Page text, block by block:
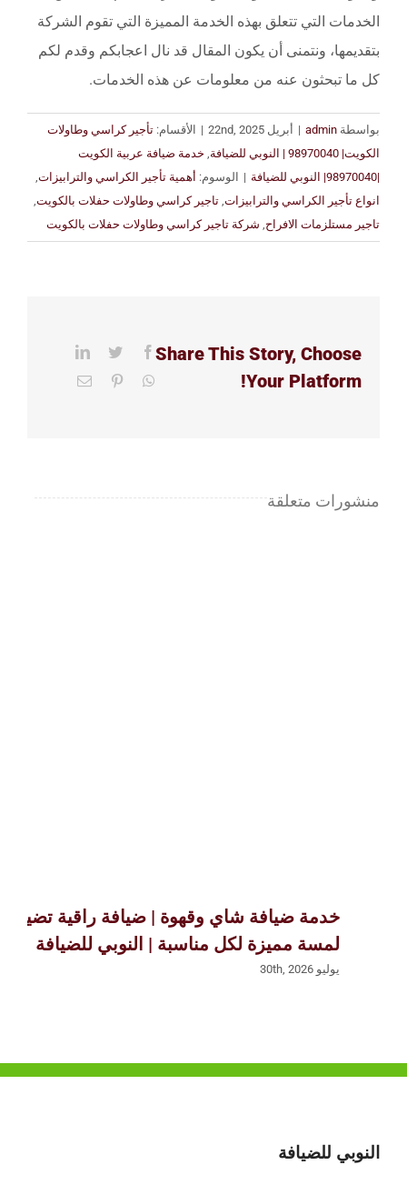
الخدمات التي تتعلق بهذه الخدمة المميزة التي تقوم الشركة
بتقديمها، ونتمنى أن يكون المقال قد نال اعجابكم وقدم لكم
كل ما تبحثون عنه من معلومات عن هذه الخدمات.
بواسطة admin
| أبريل 22nd, 2025 | الأقسام: تأجير كراسي وطاولات
الكويت| 98970040 | النوبي للضيافة
, خدمة ضيافة عربية الكويت
|98970040| النوبي للضيافة
| الوسوم: أهمية تأجير الكراسي والترابيزات,
انواع تأجير الكراسي والترابيزات, تاجير كراسي وطاولات حفلات بالكويت,
تاجير مستلزمات الافراح, شركة تاجير كراسي وطاولات حفلات بالكويت
Share This Story, Choose
Your Platform!
Facebook
Twitter
LinkedIn
WhatsApp
Pinterest
Email
منشورات متعلقة
خدمة ضيافة شاي وقهوة | ضيافة راقية تضيف
لمسة مميزة لكل مناسبة | النوبي للضيافة
يوليو 30th, 2026
النوبي للضيافة